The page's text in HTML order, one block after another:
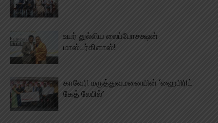
உயர் துல்லிய லைப்போசக்ஷன்
மாஸ்டர்கிளாஸ்!
காவேரி மருத்துவமனையின் ‘ஹைபிரிட்
கேத் லேபில்’